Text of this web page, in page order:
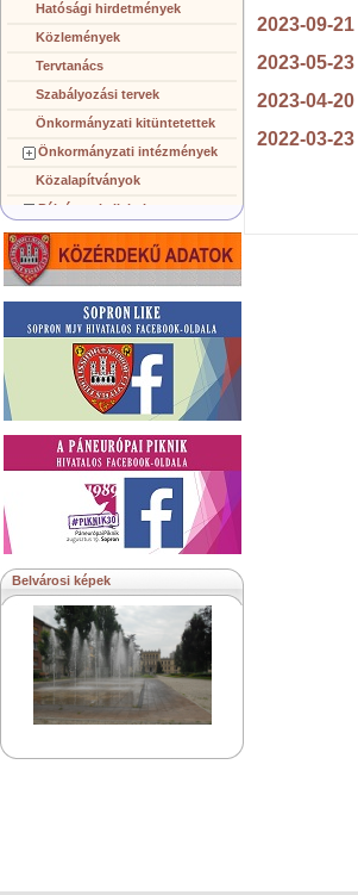
Hatósági hirdetmények
Közlemények
Tervtanács
Szabályozási tervek
Önkormányzati kitüntetettek
Önkormányzati intézmények
Közalapítványok
Pályázatok, licitek
Koncepciók, tervezetek
Településképi követelmények
Közérdekű információk
Testvérvárosok
Belvárosi képek
2023-09-
2023-05-
2023-04-
2022-03-